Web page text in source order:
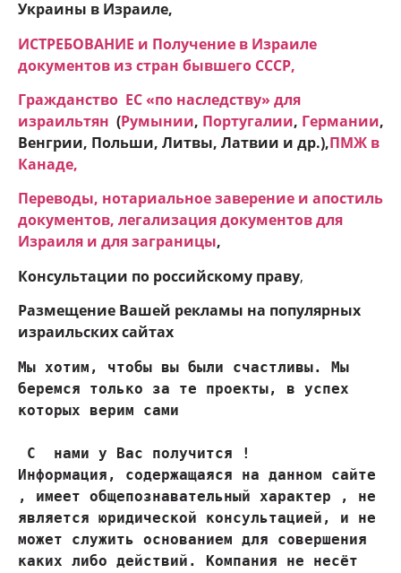
Украины в Израиле,
ИСТРЕБОВАНИЕ и Получение в Израиле
документов из стран бывшего СССР,
Гражданство ЕC «по наследству» для
израильтян (Румынии, Португалии, Германии,
Венгрии, Польши, Литвы, Латвии и др.),ПМЖ в
Канаде,
Переводы, нотариальное заверение и апостиль
документов, легализация документов для
Израиля и для заграницы,
Консультации по российскому праву,
Размещение Вашей рекламы на популярных
израильских сайтах
Мы хотим, чтобы вы были счастливы. Мы
беремся только за те проекты, в успех
которых верим сами
С  нами у Вас получится !
Информация, содержащаяся на данном сайте
, имеет общепознавательный характер , не
является юридической консультацией, и не
может служить основанием для совершения
каких либо действий. Компания не несёт